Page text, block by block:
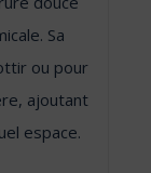
Sa
ou pour
ajoutant
espace.